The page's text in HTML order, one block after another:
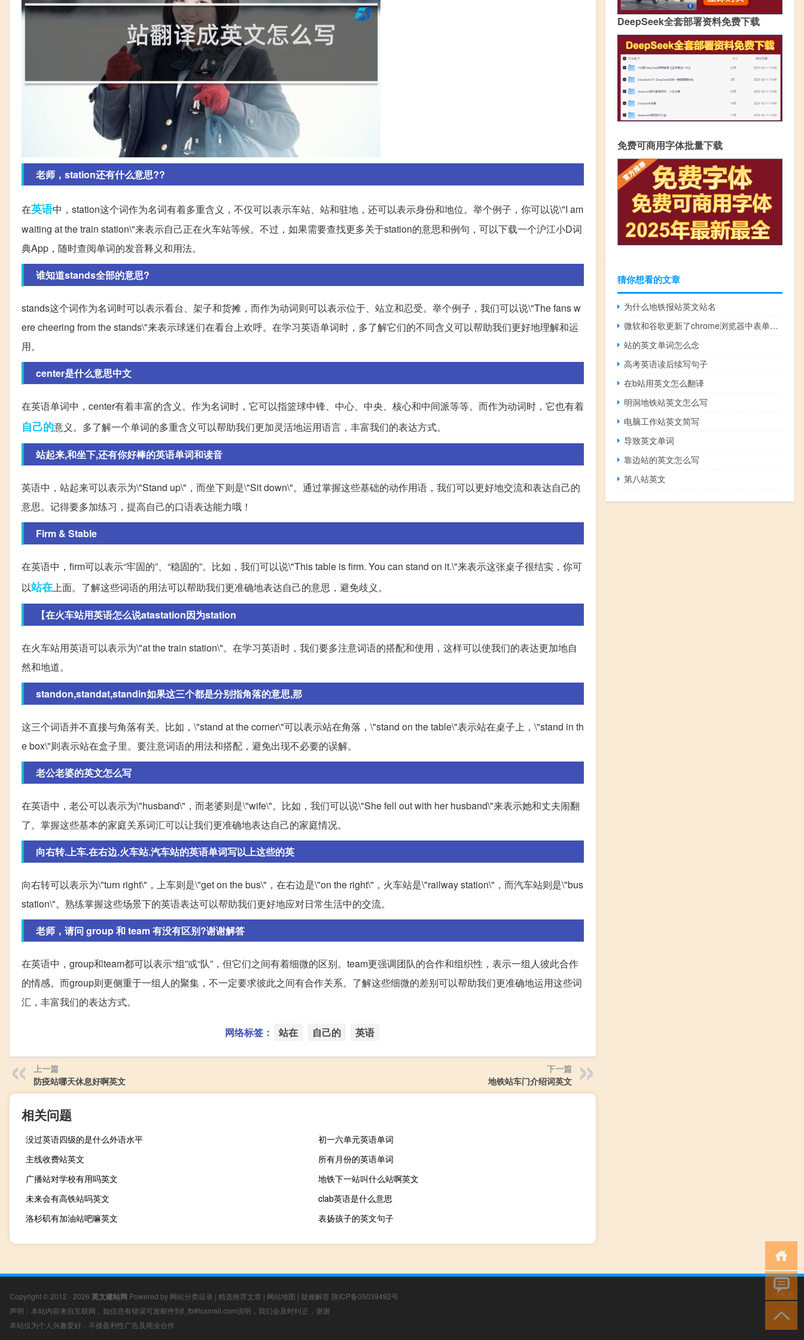
老师，station还有什么意思??
在英语中，station这个词作为名词有着多重含义，不仅可以表示车站、站和驻地，还可以表示身份和地位。举个例子，你可以说\"I am
waiting at the train station\"来表示自己正在火车站等候。不过，如果需要查找更多关于station的意思和例句，可以下载一个沪江小D词
典App，随时查阅单词的发音释义和用法。
谁知道stands全部的意思?
stands这个词作为名词时可以表示看台、架子和货摊，而作为动词则可以表示位于、站立和忍受。举个例子，我们可以说\"The fans w
ere cheering from the stands\"来表示球迷们在看台上欢呼。在学习英语单词时，多了解它们的不同含义可以帮助我们更好地理解和运
用。
center是什么意思中文
在英语单词中，center有着丰富的含义。作为名词时，它可以指篮球中锋、中心、中央、核心和中间派等等。而作为动词时，它也有着
自己的意义。多了解一个单词的多重含义可以帮助我们更加灵活地运用语言，丰富我们的表达方式。
站起来,和坐下,还有你好棒的英语单词和读音
英语中，站起来可以表示为\"Stand up\"，而坐下则是\"Sit down\"。通过掌握这些基础的动作用语，我们可以更好地交流和表达自己的
意思。记得要多加练习，提高自己的口语表达能力哦！
Firm & Stable
在英语中，firm可以表示“牢固的”、“稳固的”。比如，我们可以说\"This table is firm. You can stand on it.\"来表示这张桌子很结实，你可
以站在上面。了解这些词语的用法可以帮助我们更准确地表达自己的意思，避免歧义。
【在火车站用英语怎么说atastation因为station
在火车站用英语可以表示为\"at the train station\"。在学习英语时，我们要多注意词语的搭配和使用，这样可以使我们的表达更加地自
然和地道。
standon,standat,standin如果这三个都是分别指角落的意思,那
这三个词语并不直接与角落有关。比如，\"stand at the corner\"可以表示站在角落，\"stand on the table\"表示站在桌子上，\"stand in th
e box\"则表示站在盒子里。要注意词语的用法和搭配，避免出现不必要的误解。
老公老婆的英文怎么写
在英语中，老公可以表示为\"husband\"，而老婆则是\"wife\"。比如，我们可以说\"She fell out with her husband\"来表示她和丈夫闹翻
了。掌握这些基本的家庭关系词汇可以让我们更准确地表达自己的家庭情况。
向右转.上车.在右边.火车站.汽车站的英语单词写以上这些的英
向右转可以表示为\"turn right\"，上车则是\"get on the bus\"，在右边是\"on the right\"，火车站是\"railway station\"，而汽车站则是\"bus
station\"。熟练掌握这些场景下的英语表达可以帮助我们更好地应对日常生活中的交流。
老师，请问 group 和 team 有没有区别?谢谢解答
在英语中，group和team都可以表示“组”或“队”，但它们之间有着细微的区别。team更强调团队的合作和组织性，表示一组人彼此合作
的情感。而group则更侧重于一组人的聚集，不一定要求彼此之间有合作关系。了解这些细微的差别可以帮助我们更准确地运用这些词
汇，丰富我们的表达方式。
网络标签： 站在 自己的 英语
上一篇
防疫站哪天休息好啊英文
下一篇
地铁站车门介绍词英文
相关问题
没过英语四级的是什么外语水平
初一六单元英语单词
主线收费站英文
所有月份的英语单词
广播站对学校有用吗英文
地铁下一站叫什么站啊英文
未来会有高铁站吗英文
clab英语是什么意思
洛杉矶有加油站吧嘛英文
表扬孩子的英文句子
DeepSeek全套部署资料免费下载
免费可商用字体批量下载
猜你想看的文章
为什么地铁报站英文站名
微软和谷歌更新了chrome浏览器中表单控件的外观
站的英文单词怎么念
高考英语读后续写句子
在b站用英文怎么翻译
明洞地铁站英文怎么写
电脑工作站英文简写
导致英文单词
靠边站的英文怎么写
第八站英文
Copyright © 2012 - 2026 英文建站网 Powered by 网站分类目录 | 精选推荐文章 | 网站地图 | 疑难解答 陕ICP备05039492号
声明：本站内容来自互联网，如信息有错误可发邮件到f_fb#foxmail.com说明，我们会及时纠正，谢谢
本站仅为个人兴趣爱好，不接盈利性广告及商业合作
小男孩